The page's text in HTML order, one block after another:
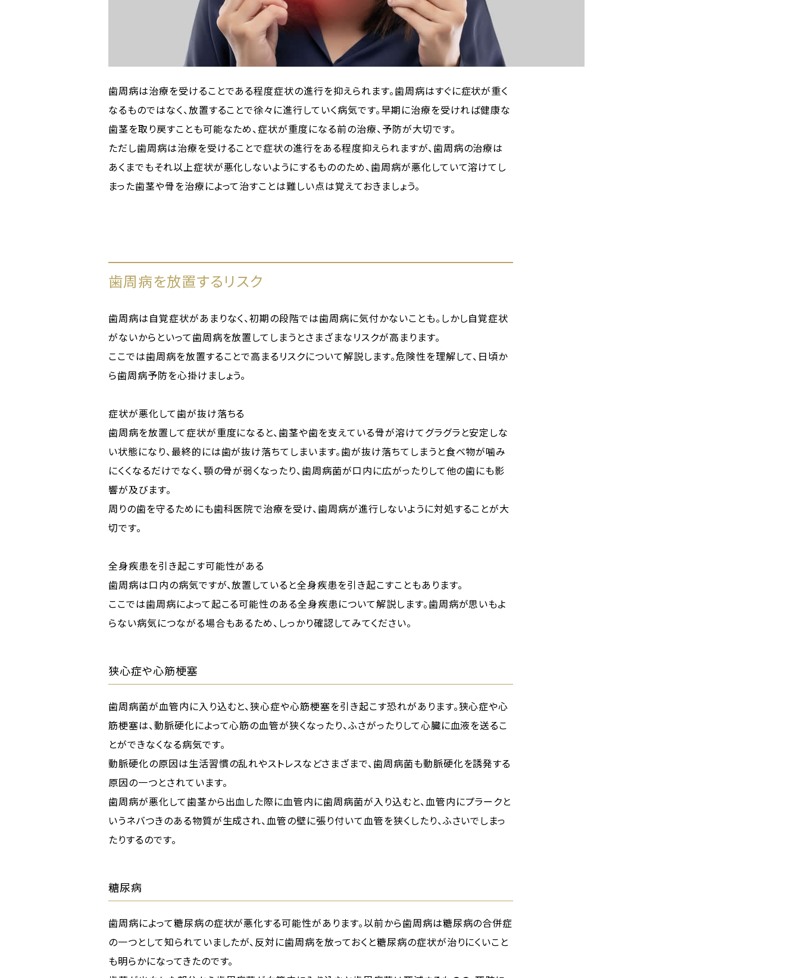
歯周病は治療を受けることである程度症状の進行を抑えられます。歯周病はすぐに症状が重く
なるものではなく、放置することで徐々に進行していく病気です。早期に治療を受ければ健康な
歯茎を取り戻すことも可能なため、症状が重度になる前の治療、予防が大切です。
ただし歯周病は治療を受けることで症状の進行をある程度抑えられますが、歯周病の治療は
あくまでもそれ以上症状が悪化しないようにするもののため、歯周病が悪化していて溶けてし
まった歯茎や骨を治療によって治すことは難しい点は覚えておきましょう。
歯周病を放置するリスク
歯周病は自覚症状があまりなく、初期の段階では歯周病に気付かないことも。しかし自覚症状
がないからといって歯周病を放置してしまうとさまざまなリスクが高まります。
ここでは歯周病を放置することで高まるリスクについて解説します。危険性を理解して、日頃か
ら歯周病予防を心掛けましょう。
症状が悪化して歯が抜け落ちる
歯周病を放置して症状が重度になると、歯茎や歯を支えている骨が溶けてグラグラと安定しな
い状態になり、最終的には歯が抜け落ちてしまいます。歯が抜け落ちてしまうと食べ物が噛み
にくくなるだけでなく、顎の骨が弱くなったり、歯周病菌が口内に広がったりして他の歯にも影
響が及びます。
周りの歯を守るためにも歯科医院で治療を受け、歯周病が進行しないように対処することが大
切です。
全身疾患を引き起こす可能性がある
歯周病は口内の病気ですが、放置していると全身疾患を引き起こすこともあります。
ここでは歯周病によって起こる可能性のある全身疾患について解説します。歯周病が思いもよ
らない病気につながる場合もあるため、しっかり確認してみてください。
狭心症や心筋梗塞
歯周病菌が血管内に入り込むと、狭心症や心筋梗塞を引き起こす恐れがあります。狭心症や心
筋梗塞は、動脈硬化によって心筋の血管が狭くなったり、ふさがったりして心臓に血液を送るこ
とができなくなる病気です。
動脈硬化の原因は生活習慣の乱れやストレスなどさまざまで、歯周病菌も動脈硬化を誘発する
原因の一つとされています。
歯周病が悪化して歯茎から出血した際に血管内に歯周病菌が入り込むと、血管内にプラークと
いうネバつきのある物質が生成され、血管の壁に張り付いて血管を狭くしたり、ふさいでしまっ
たりするのです。
糖尿病
歯周病によって糖尿病の症状が悪化する可能性があります。以前から歯周病は糖尿病の合併症
の一つとして知られていましたが、反対に歯周病を放っておくと糖尿病の症状が治りにくいこと
も明らかになってきたのです。